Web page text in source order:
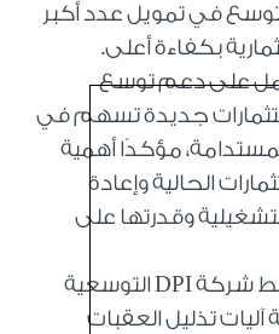
في تمويل عدد أكبر
بكفاءة أعلى.
تعمل على دعم توسع
جديدة تسهم في
مؤكدًا أهمية
الحالية وإعادة
وقدرتها على
وشهد اللقاء استعراض خطط شركة DPI التوسعية
تذليل العقبات